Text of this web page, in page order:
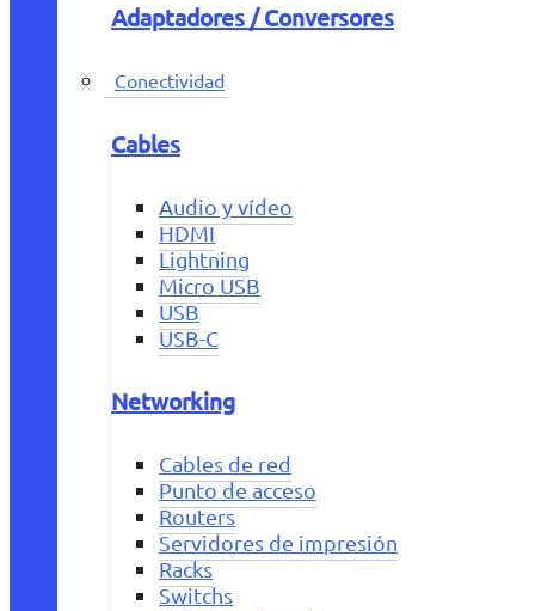
Adaptadores / Conversores
Conectividad
Cables
Audio y vídeo
HDMI
Lightning
Micro USB
USB
USB-C
Networking
Cables de red
Punto de acceso
Routers
Servidores de impresión
Racks
Switchs